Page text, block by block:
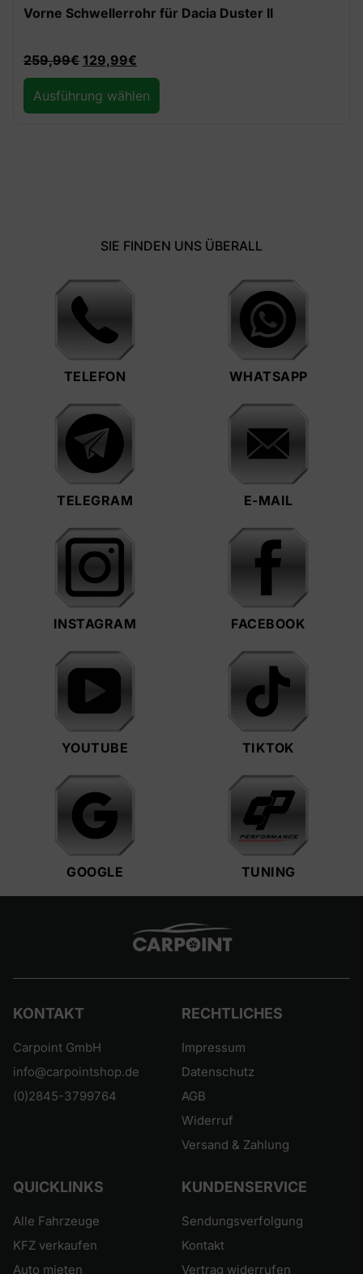
Vorne Schwellerrohr für Dacia Duster II
259,99€ 129,99€
Ausführung wählen
SIE FINDEN UNS ÜBERALL
TELEFON WHATSAPP
TELEGRAM E-MAIL
INSTAGRAM FACEBOOK
YOUTUBE TIKTOK
GOOGLE TUNING
KONTAKT
Carpoint GmbH
info@carpointshop.de
(0)2845-3799764
RECHTLICHES
Impressum
Datenschutz
AGB
Widerruf
Versand & Zahlung
QUICKLINKS
Alle Fahrzeuge
KFZ verkaufen
Auto mieten
KUNDENSERVICE
Sendungsverfolgung
Kontakt
Vertrag widerrufen